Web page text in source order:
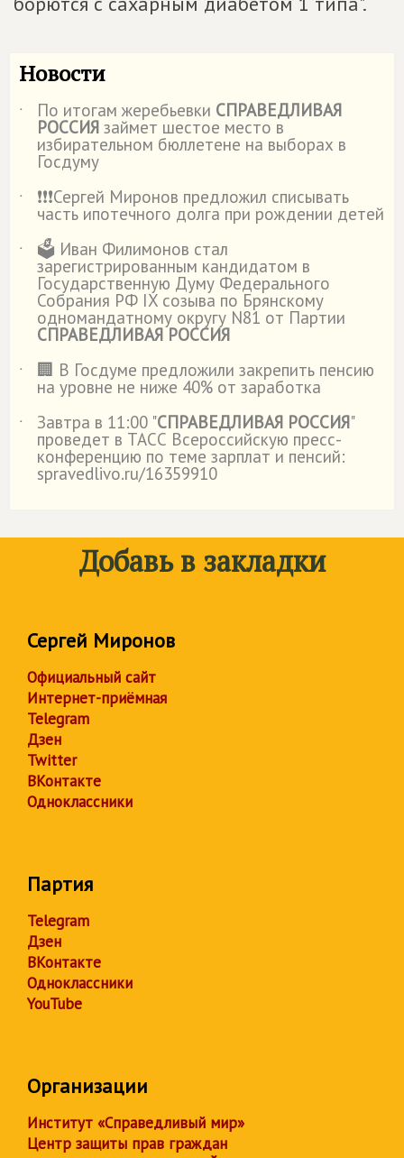
Новости
˙ По итогам жеребьевки СПРАВЕДЛИВАЯ
РОССИЯ займет шестое место в
избирательном бюллетене на выборах в
Госдуму
˙
❗️❗️❗️Сергей Миронов предложил списывать
часть ипотечного долга при рождении детей
˙
🗳️ Иван Филимонов стал
зарегистрированным кандидатом в
Государственную Думу Федерального
Собрания РФ IX созыва по Брянскому
одномандатному округу N81 от Партии
СПРАВЕДЛИВАЯ РОССИЯ
˙
🏢 В Госдуме предложили закрепить пенсию
на уровне не ниже 40% от заработка
˙
Завтра в 11:00 "СПРАВЕДЛИВАЯ РОССИЯ"
проведет в ТАСС Всероссийскую пресс-
конференцию по теме зарплат и пенсий:
spravedlivo.ru/16359910
Добавь в закладки
Сергей Миронов
Официальный сайт
Интернет-приёмная
Telegram
Дзен
Twitter
ВКонтакте
Одноклассники
Партия
Telegram
Дзен
ВКонтакте
Одноклассники
YouTube
Организации
Институт «Справедливый мир»
Центр защиты прав граждан